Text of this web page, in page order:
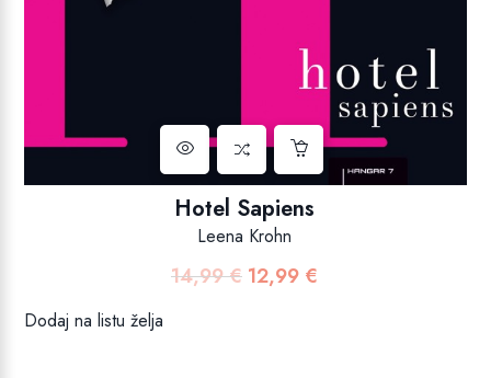
Hotel Sapiens
Leena Krohn
14,99€ Izvorna
12,99 €
Dodaj na listu želja